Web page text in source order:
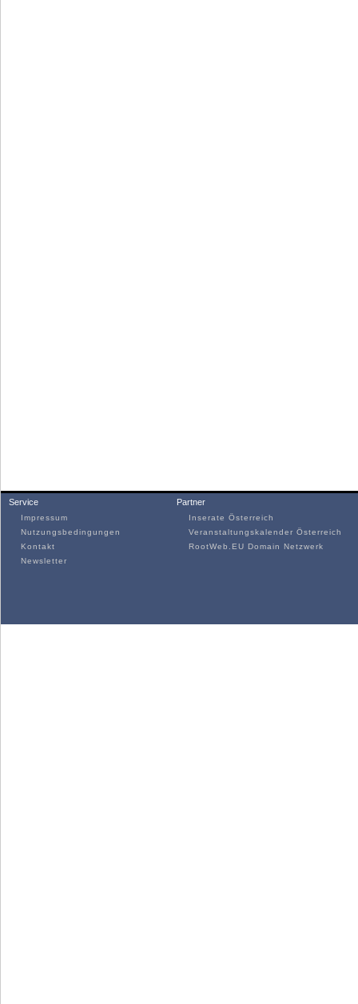
Service
Impressum
Nutzungsbedingungen
Kontakt
Newsletter
Partner
Inserate Österreich
Veranstaltungskalender Österreich
RootWeb.EU Domain Netzwerk